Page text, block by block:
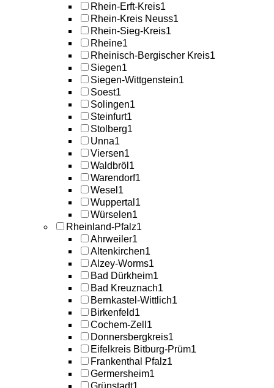
Rhein-Erft-Kreis1
Rhein-Kreis Neuss1
Rhein-Sieg-Kreis1
Rheine1
Rheinisch-Bergischer Kreis1
Siegen1
Siegen-Wittgenstein1
Soest1
Solingen1
Steinfurt1
Stolberg1
Unna1
Viersen1
Waldbröl 1
Warendorf1
Wesel 1
Wuppertal 1
Würselen1
Rheinland-Pfalz1
Ahrweiler1
Altenkirchen1
Alzey-Worms1
Bad Dürkheim1
Bad Kreuznach1
Bernkastel-Wittlich1
Birkenfeld1
Cochem-Zell 1
Donnersbergkreis1
Eifelkreis Bitburg-Prüm1
Frankenthal Pfalz1
Germersheim1
Grünstadt1